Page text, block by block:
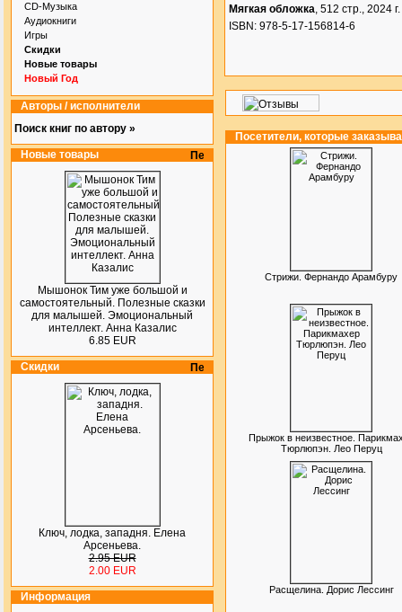
CD-Музыка
Аудиокниги
Игры
Скидки
Новые товары
Новый Год
Авторы / исполнители
Поиск книг по автору »
Новые товары
Мышонок Тим уже большой и
самостоятельный. Полезные сказки
для малышей. Эмоциональный
интеллект. Анна Казалис
6.85 EUR
Скидки
Ключ, лодка, западня. Елена
Арсеньева.
2.95 EUR
2.00 EUR
Информация
Мягкая обложка, 512 стр., 2024 г.
ISBN: 978-5-17-156814-6
Посетители, которые
Стрижи. Фернандо Арамбуру
Прыжок в неизвестное.
Тюрлюпэн. Лео Перуц
Расщелина. Дорис Лессинг